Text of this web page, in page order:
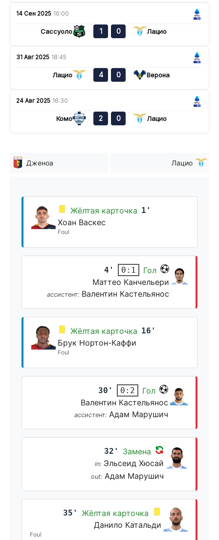
14 Сен 2025 16:00
Сассуоло 1 0 Лацио
31 Авг 2025 18:45
Лацио 4 0 Верона
24 Авг 2025 16:30
Комо 2 0 Лацио
Дженоа Лацио
Жёлтая карточка 1'
Хоан Васкес
Foul
4' 0:1
Гол
Маттео Канчельери
ассистент: Валентин Кастельянос
Жёлтая карточка 16'
Брук Нортон-Каффи
Foul
30' 0:2
Гол
Валентин Кастельянос
ассистент: Адам Марушич
32' Замена
in: Эльсеид Хюсай
out: Адам Марушич
35'
Жёлтая карточка
Данило Катальди
Foul